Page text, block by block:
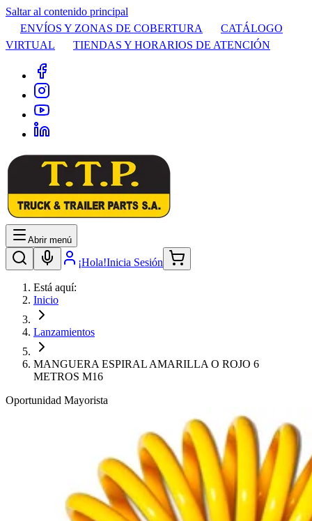
Saltar al contenido principal
ENVÍOS Y ZONAS DE COBERTURA
CATÁLOGO
VIRTUAL
TIENDAS Y HORARIOS DE ATENCIÓN
Abrir menú
¡Hola!Inicia Sesión
Está aquí:
Inicio
Lanzamientos
MANGUERA ESPIRAL AMARILLA O ROJO 6
METROS M16
Oportunidad Mayorista